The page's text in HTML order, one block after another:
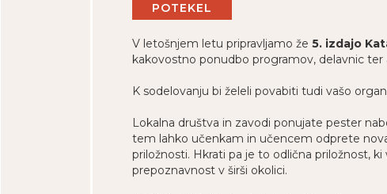
POTEKEL
V letošnjem letu pripravljamo že 5. izdajo
kakovostno ponudbo programov, delavnic ter
K sodelovanju bi želeli povabiti tudi vašo
Lokalna društva in zavodi ponujate pester
tem lahko učenkam in učencem odprete
priložnosti. Hkrati pa je to odlična priložnost,
prepoznavnost v širši okolici.